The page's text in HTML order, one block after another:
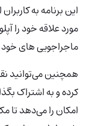
این برنامه به
مورد علاقه خود را
ماجراجویی های خود
همچنین می‌توانید
کرده و به اشتراک
امکان را می‌دهد تا